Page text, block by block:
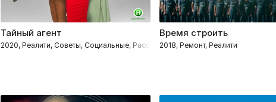
Тайный агент
2020, Реалити, Советы, Социальные, Расследования
Время строить
2018, Ремонт, Реалити